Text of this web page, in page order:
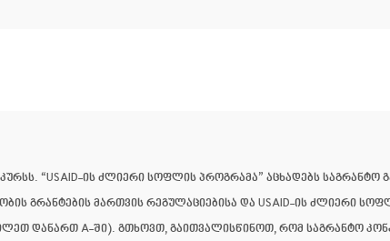
“USAID-ის ძლიერი სოფლის პროგრამა” აცხადებს საგრანტო
გრანტების მართვის რეგულაციებისა და USAID-ის ძლიერი
დანართ A-ში). გთხოვთ, გაითვალისწინოთ, რომ საგრანტო